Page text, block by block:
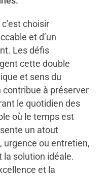
choisir
et d’un
Les défis
cette double
et sens du
à préserver
le quotidien des
où le temps est
un atout
urgence ou entretien,
la solution idéale.
et la